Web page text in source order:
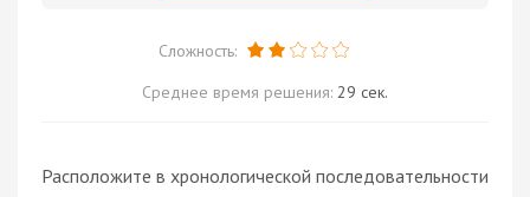
Сложность:
Среднее время решения: 29 сек.
Расположите в хронологической последовательности